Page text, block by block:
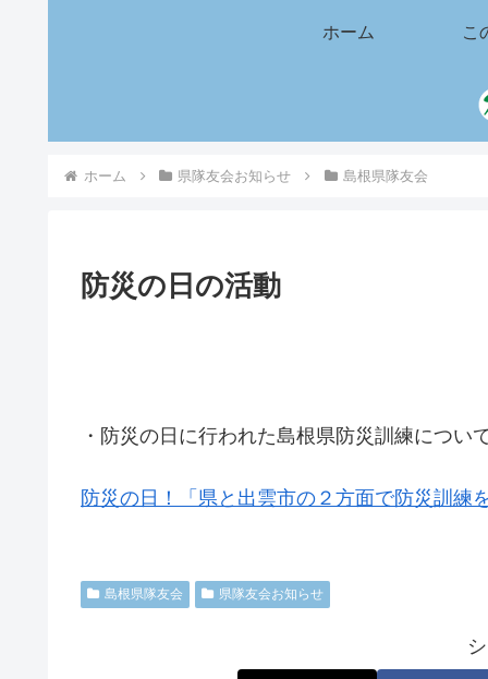
ホーム こ
ホーム 県隊友会お知らせ 島根県隊友会
防災の日の活動
・防災の日に行われた島根県防災訓練につい
防災の日！「県と出雲市の２方面で防災訓練
島根県隊友会 県隊友会お知らせ